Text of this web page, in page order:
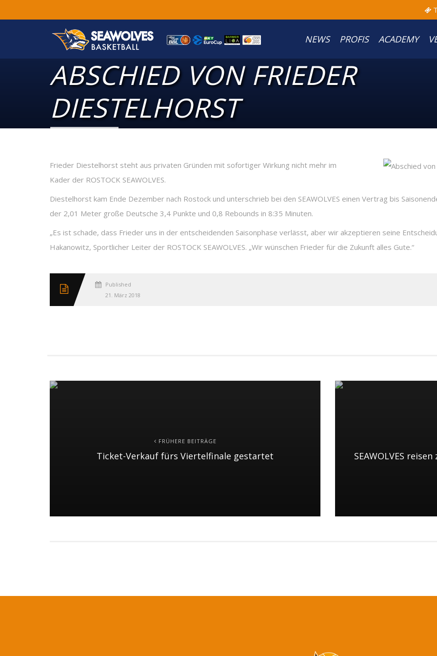
NEWS PROFIS ACADEMY
ABSCHIED VON FRIEDER
DIESTELHORST
Frieder Diestelhorst steht aus privaten Gründen mit sofortiger Wirkung nicht mehr im
Kader der ROSTOCK SEAWOLVES.
Diestelhorst kam Ende Dezember nach Rostock und unterschrieb bei den SEAWOLVES einen Vertrag bis
der 2,01 Meter große Deutsche 3,4 Punkte und 0,8 Rebounds in 8:35 Minuten.
„Es ist schade, dass Frieder uns in der entscheidenden Saisonphase verlässt, aber wir akzeptieren seine
Hakanowitz, Sportlicher Leiter der ROSTOCK SEAWOLVES. „Wir wünschen Frieder für die Zukunft alles Gute.“
Published
21. März 2018
FRÜHERE BEITRÄGE
Ticket-Verkauf fürs Viertelfinale gestartet SEAWOLVES